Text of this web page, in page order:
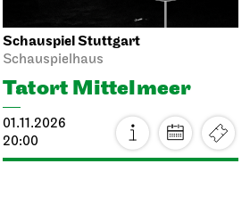
Tosca
21.10.2026
19:00 - 21:30